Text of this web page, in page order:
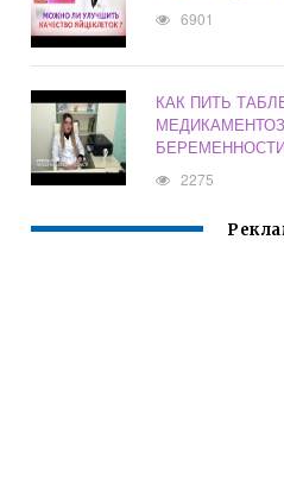
6901
КАК ПИТЬ
2275